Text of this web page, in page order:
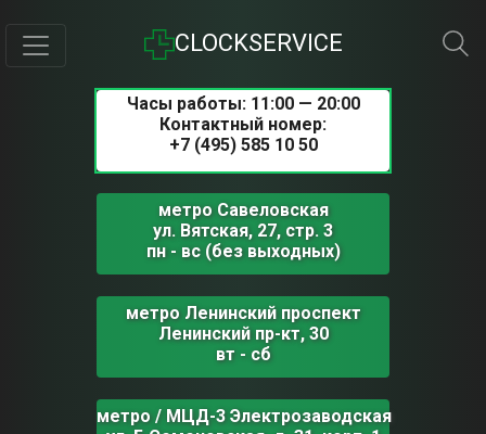
CLOCKSERVICE
Часы работы: 11:00 — 20:00
Контактный номер:
+7 (495) 585 10 50
метро Савеловская
ул. Вятская, 27, стр. 3
пн - вс (без выходных)
метро Ленинский проспект
Ленинский пр-кт, 30
вт - сб
метро / МЦД-3 Электрозаводская